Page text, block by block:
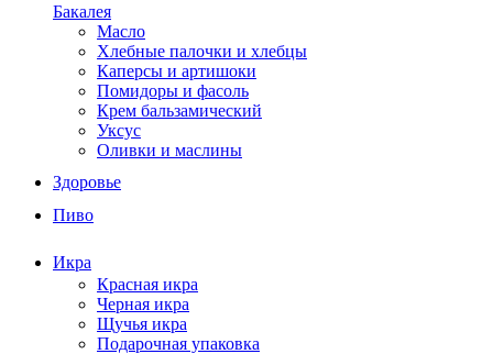
Бакалея
Масло
Хлебные палочки и хлебцы
Каперсы и артишоки
Помидоры и фасоль
Крем бальзамический
Уксус
Оливки и маслины
Здоровье
Пиво
Икра
Красная икра
Черная икра
Щучья икра
Подарочная упаковка